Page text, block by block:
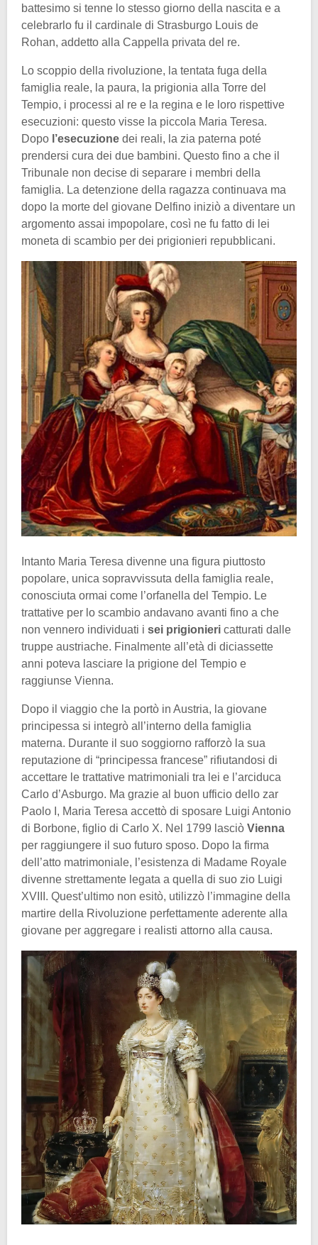
battesimo si tenne lo stesso giorno della nascita e a
celebrarlo fu il cardinale di Strasburgo Louis de
Rohan, addetto alla Cappella privata del re.
Lo scoppio della rivoluzione, la tentata fuga della
famiglia reale, la paura, la prigionia alla Torre del
Tempio, i processi al re e la regina e le loro rispettive
esecuzioni: questo visse la piccola Maria Teresa.
Dopo l’esecuzione dei reali, la zia paterna poté
prendersi cura dei due bambini. Questo fino a che il
Tribunale non decise di separare i membri della
famiglia. La detenzione della ragazza continuava ma
dopo la morte del giovane Delfino iniziò a diventare un
argomento assai impopolare, così ne fu fatto di lei
moneta di scambio per dei prigionieri repubblicani.
Intanto Maria Teresa divenne una figura piuttosto
popolare, unica sopravvissuta della famiglia reale,
conosciuta ormai come l’orfanella del Tempio. Le
trattative per lo scambio andavano avanti fino a che
non vennero individuati i sei prigionieri catturati dalle
truppe austriache. Finalmente all’età di diciassette
anni poteva lasciare la prigione del Tempio e
raggiunse Vienna.
Dopo il viaggio che la portò in Austria, la giovane
principessa si integrò all’interno della famiglia
materna. Durante il suo soggiorno rafforzò la sua
reputazione di “principessa francese” rifiutandosi di
accettare le trattative matrimoniali tra lei e l’arciduca
Carlo d’Asburgo. Ma grazie al buon ufficio dello zar
Paolo I, Maria Teresa accettò di sposare Luigi Antonio
di Borbone, figlio di Carlo X. Nel 1799 lasciò Vienna
per raggiungere il suo futuro sposo. Dopo la firma
dell’atto matrimoniale, l’esistenza di Madame Royale
divenne strettamente legata a quella di suo zio Luigi
XVIII. Quest’ultimo non esitò, utilizzò l’immagine della
martire della Rivoluzione perfettamente aderente alla
giovane per aggregare i realisti attorno alla causa.